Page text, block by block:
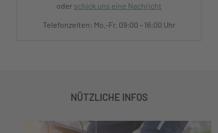
oder schick uns eine Nachricht
Telefonzeiten: Mo.-Fr. 09:00 - 16:00 Uhr
NÜTZLICHE INFOS